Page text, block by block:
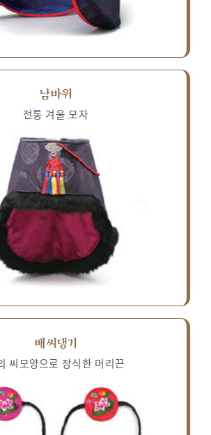
남바위
전통 겨울 모자
배씨댕기
씨모양으로 장식한 머리끈